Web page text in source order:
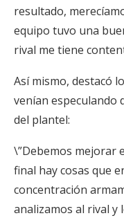
resultado,
equipo tuvo una
rival me tiene
Así mismo, destacó
venían especulando
del plantel:
\”Debemos mejorar
final hay cosas que
concentración
analizamos al rival y